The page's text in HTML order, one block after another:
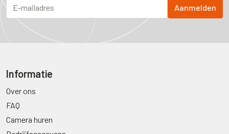
Informatie
Over ons
FAQ
Camera huren